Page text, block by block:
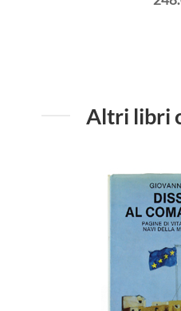
Altri libri